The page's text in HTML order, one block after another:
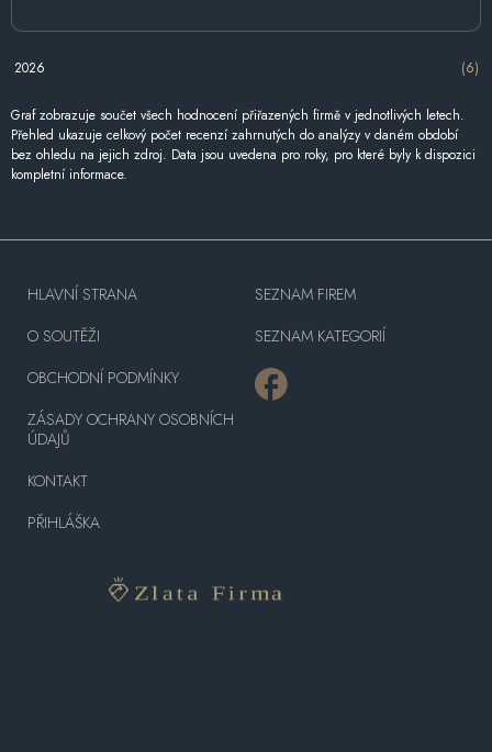
2026 (6)
Graf zobrazuje součet všech hodnocení přiřazených firmě v jednotlivých letech.
Přehled ukazuje celkový počet recenzí zahrnutých do analýzy v daném období
bez ohledu na jejich zdroj. Data jsou uvedena pro roky, pro které byly k dispozici
kompletní informace.
HLAVNÍ STRANA
O SOUTĚŽI
OBCHODNÍ PODMÍNKY
ZÁSADY OCHRANY OSOBNÍCH
ÚDAJŮ
KONTAKT
PŘIHLÁŠKA
SEZNAM FIREM
SEZNAM KATEGORIÍ